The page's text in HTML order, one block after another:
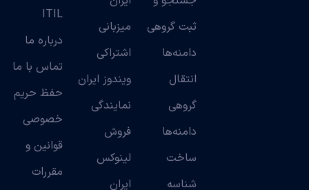
ثبت گروهی
دامنه‌ها
انتقال
گروهی
دامنه‌ها
ساخت
شناسه
میزبانی
اشتراکی
ویندوز ایران
نمایندگی
فروش
لینوکس
ایران
ITIL
درباره ما
تماس با ما
حفظ حریم
خصوصی
قوانین و
مقررات